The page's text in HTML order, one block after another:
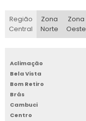
Região
Central
Zona
Norte
Zona
Oeste
Aclimação
Bela Vista
Bom Retiro
Brás
Cambuci
Centro